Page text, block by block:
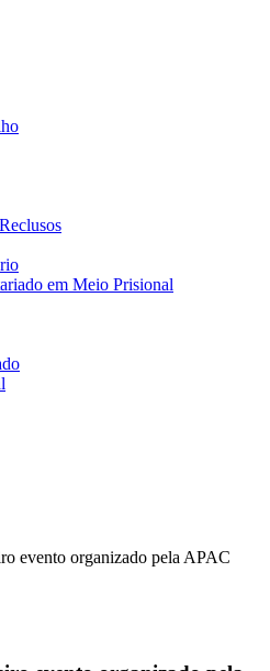
em Meio Prisional
evento organizado pela APAC